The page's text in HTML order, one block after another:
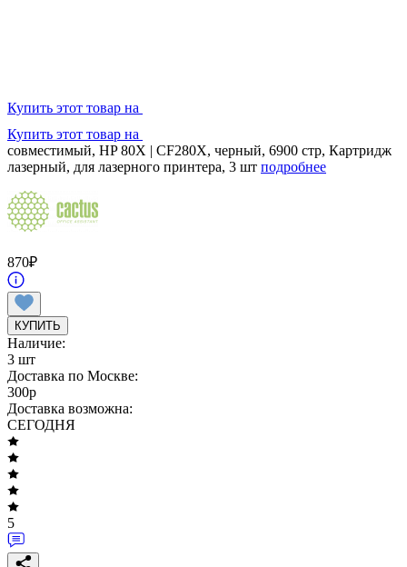
Купить этот товар на
Купить этот товар на
совместимый, HP 80X | CF280X, черный, 6900 стр, Картридж
лазерный, для лазерного принтера, 3 шт подробнее
870₽
КУПИТЬ
Наличие:
3 шт
Доставка по Москве:
300p
Доставка возможна:
СЕГОДНЯ
5